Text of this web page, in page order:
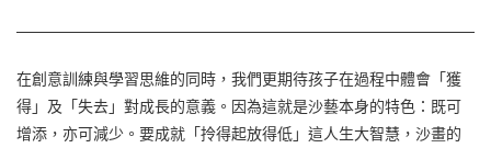
在創意訓練與學習思維的同時，我們更期待孩子在過程中體會「獲
得」及「失去」對成長的意義。因為這就是沙藝本身的特色：既可
增添，亦可減少。要成就「拎得起放得低」這人生大智慧，沙畫的